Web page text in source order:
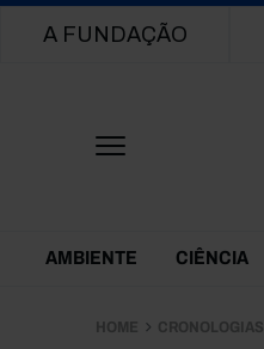
Main navigation
A FUNDAÇÃO
Themes Menu
AMBIENTE CIÊNCIA
HOME CRONOLOGIAS